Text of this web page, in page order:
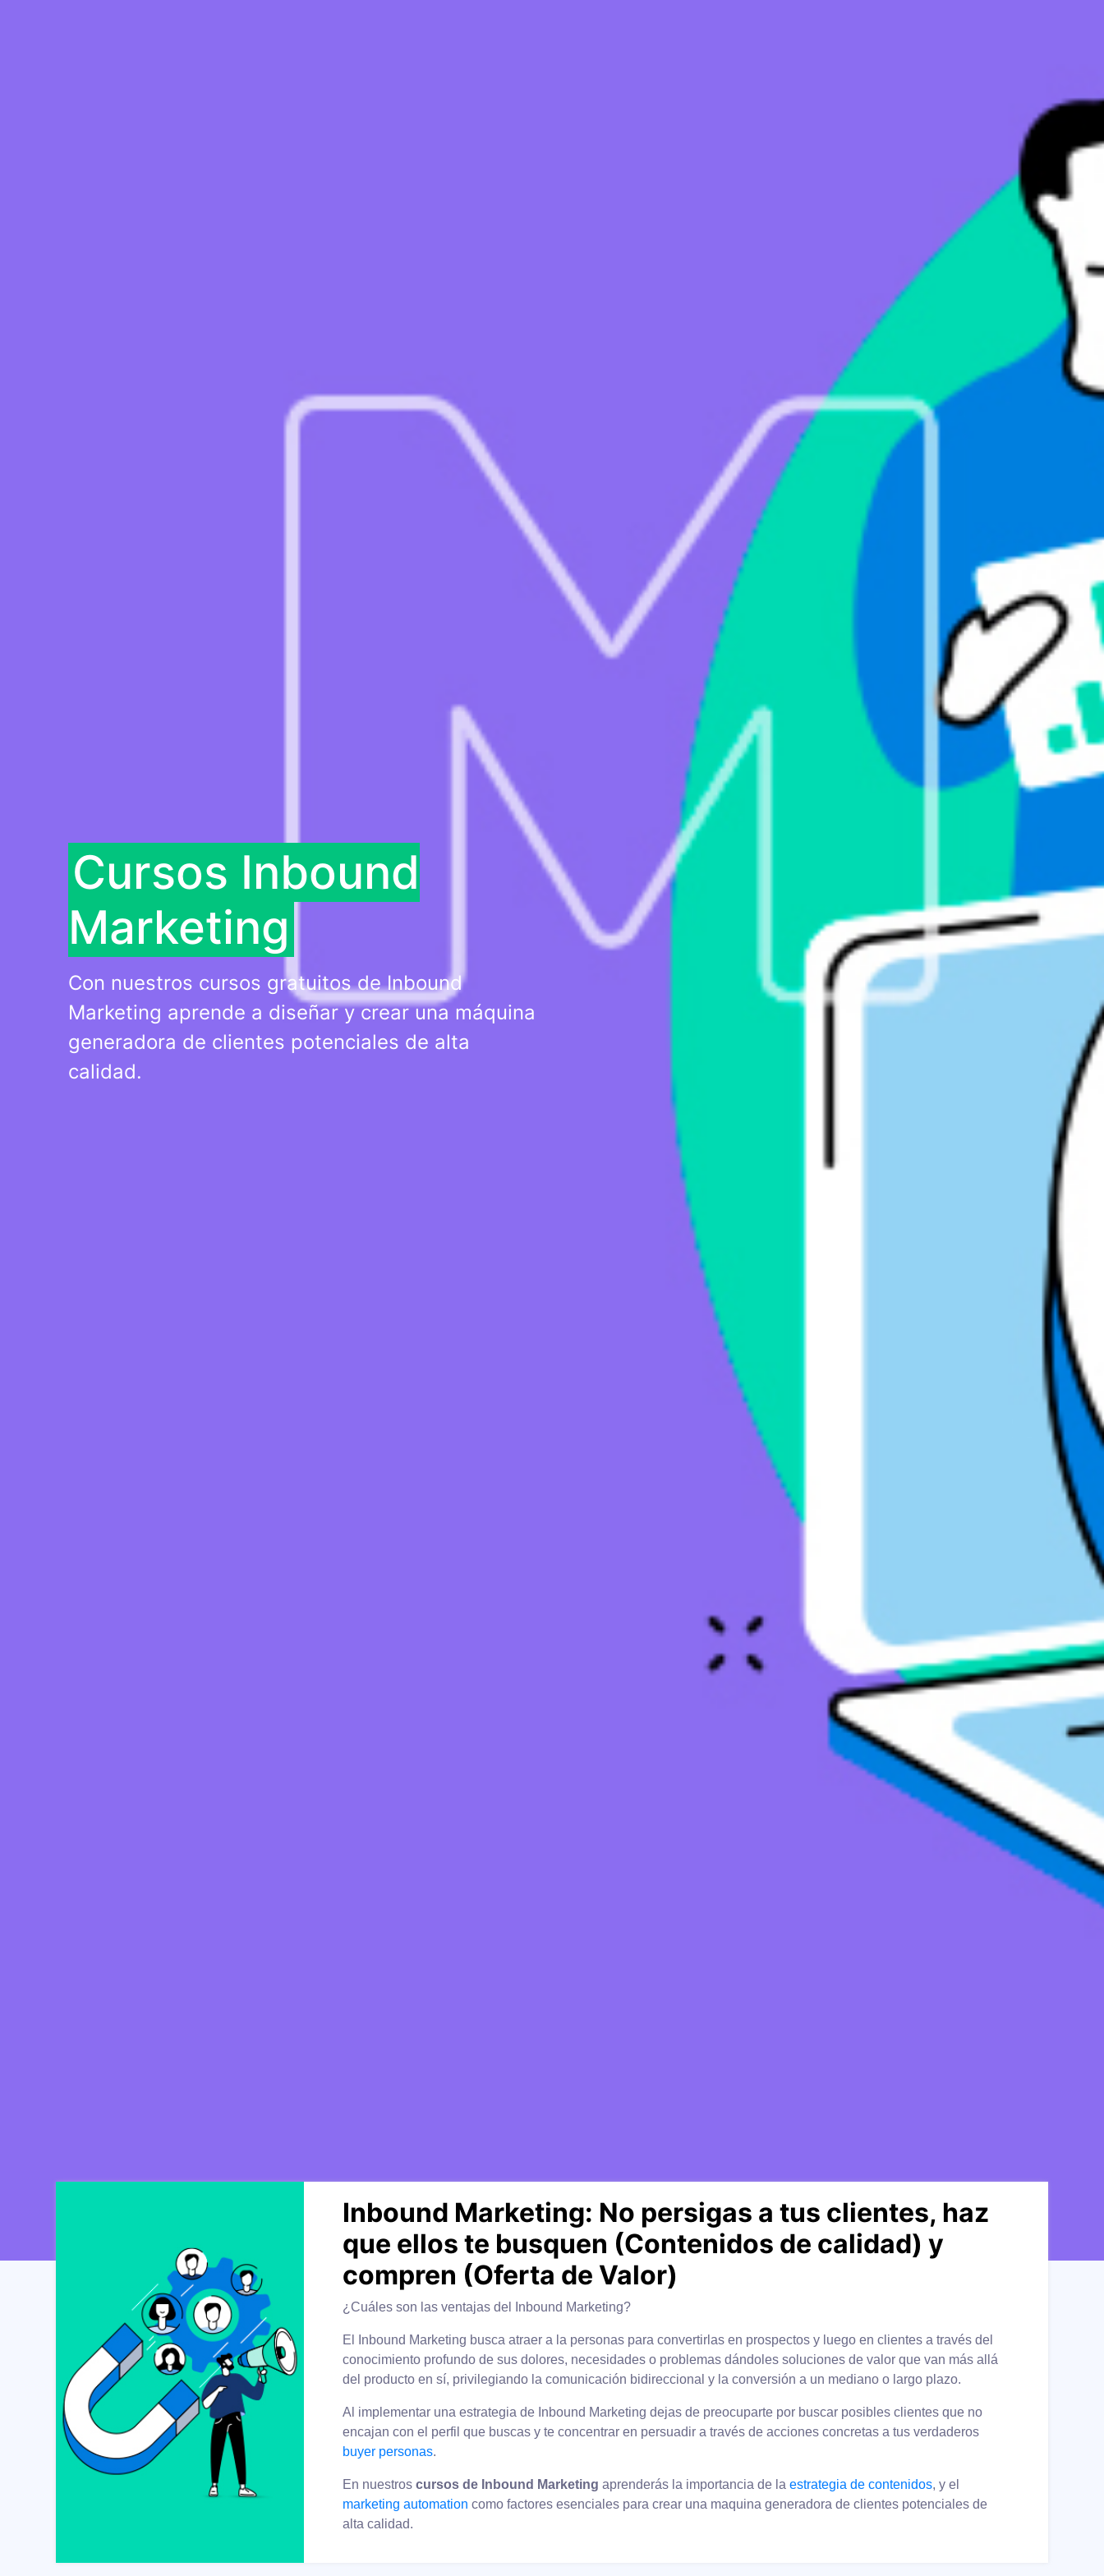
Cursos Inbound
Marketing
Con nuestros cursos gratuitos de Inbound
Marketing aprende a diseñar y crear una máquina
generadora de clientes potenciales de alta
calidad.
Inbound Marketing: No persigas a tus clientes, haz
que ellos te busquen (Contenidos de calidad) y
compren (Oferta de Valor)
¿Cuáles son las ventajas del Inbound Marketing?
El Inbound Marketing busca atraer a la personas para convertirlas en prospectos y luego en clientes a través del
conocimiento profundo de sus dolores, necesidades o problemas dándoles soluciones de valor que van más allá
del producto en sí, privilegiando la comunicación bidireccional y la conversión a un mediano o largo plazo.
Al implementar una estrategia de Inbound Marketing dejas de preocuparte por buscar posibles clientes que no
encajan con el perfil que buscas y te concentrar en persuadir a través de acciones concretas a tus verdaderos
buyer personas.
En nuestros cursos de Inbound Marketing aprenderás la importancia de la estrategia de contenidos, y el
marketing automation como factores esenciales para crear una maquina generadora de clientes potenciales de
alta calidad.